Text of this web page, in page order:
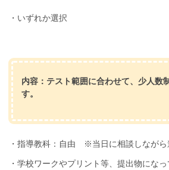
・いずれか選択
内容：テスト範囲に合わせて、少人数
す。
・指導教科：自由 ※当日に相談しながら
・学校ワークやプリント等、提出物にな